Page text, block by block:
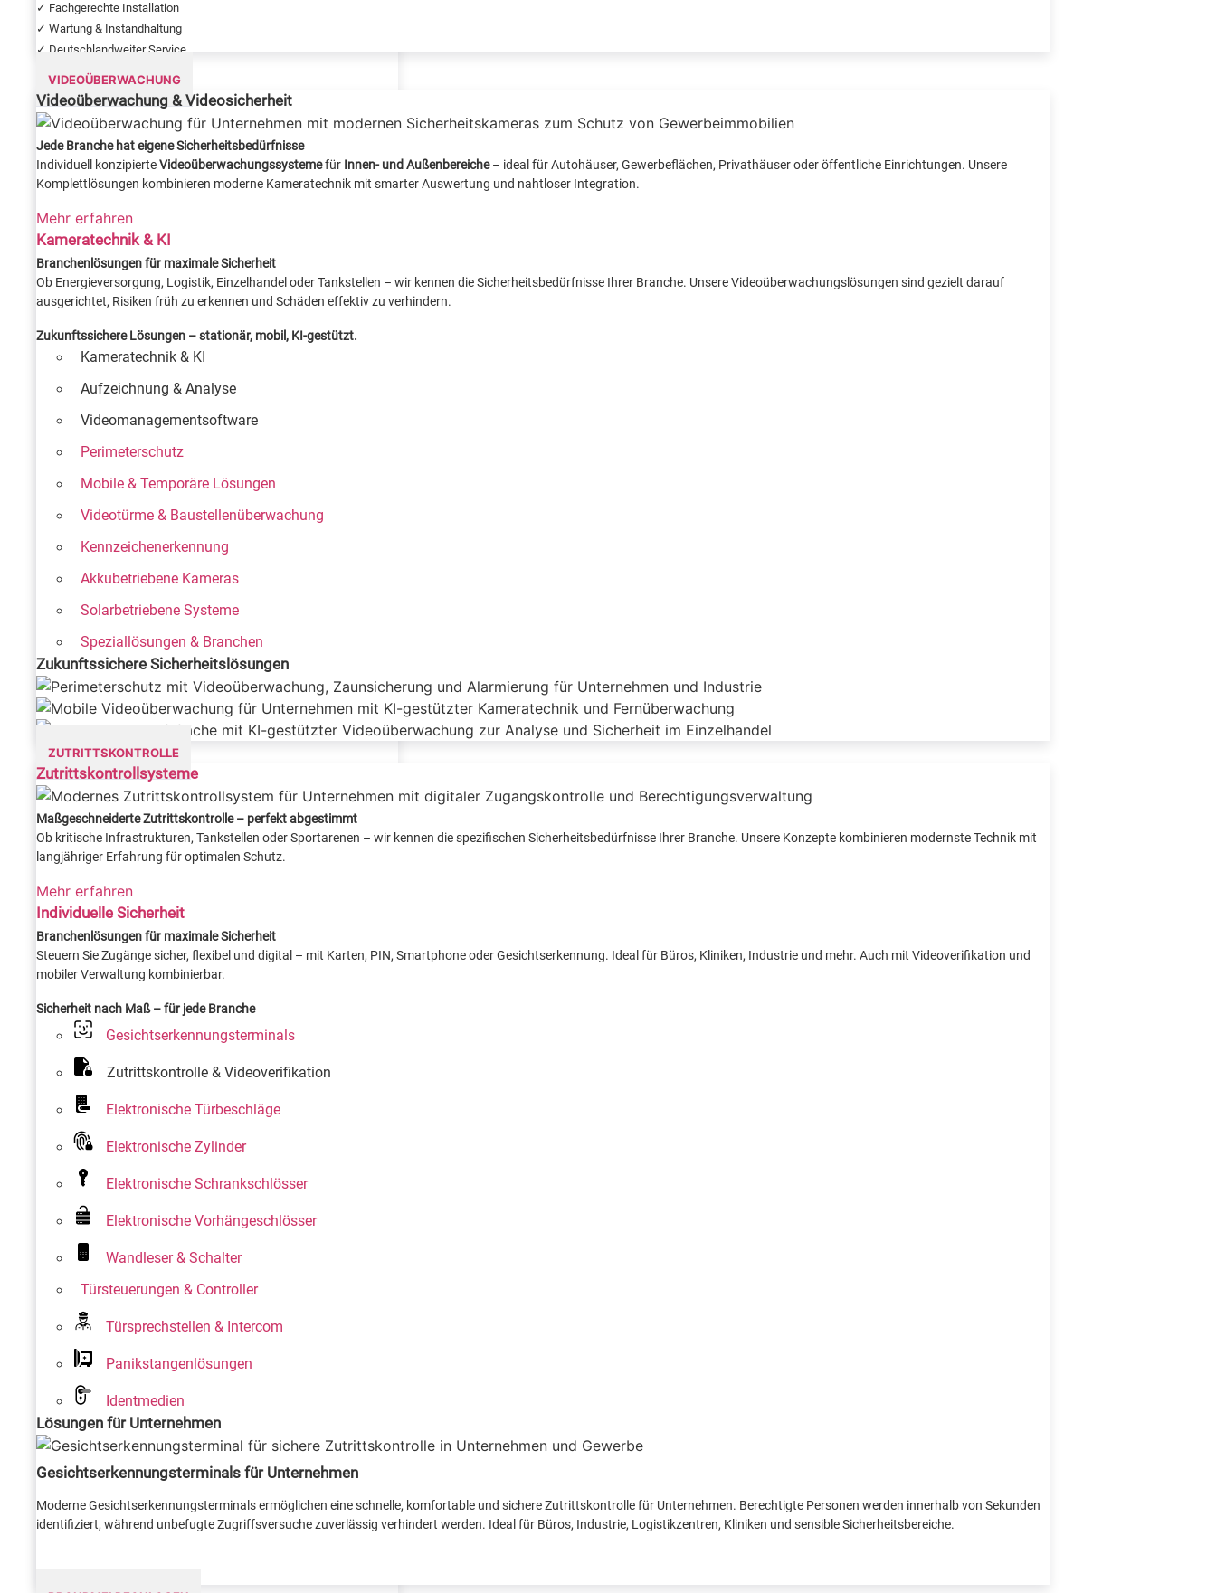
✓ Fachgerechte Installation
✓ Wartung & Instandhaltung
✓ Deutschlandweiter Service
VIDEOÜBERWACHUNG
Videoüberwachung & Videosicherheit
Jede Branche hat eigene Sicherheitsbedürfnisse
Individuell konzipierteVideoüberwachungssystemefür Innen- und Außenbereiche– ideal für Autohäuser, Gewerbeflächen, Privathäuser oder öffentliche Einrichtungen. Unsere
Komplettlösungen kombinieren moderne Kameratechnik mit smarter Auswertung und nahtloser Integration.
Mehr erfahren
Kameratechnik & KI
Branchenlösungen für maximale Sicherheit
Ob Energieversorgung, Logistik, Einzelhandel oder Tankstellen – wir kennen die Sicherheitsbedürfnisse Ihrer Branche. Unsere Videoüberwachungslösungen sind gezielt darauf
ausgerichtet, Risiken früh zu erkennen und Schäden effektiv zu verhindern.
Zukunftssichere Lösungen – stationär, mobil, KI-gestützt.
Kameratechnik & KI
Aufzeichnung & Analyse
Videomanagementsoftware
Perimeterschutz
Mobile & Temporäre Lösungen
Videotürme & Baustellenüberwachung
Kennzeichenerkennung
Akkubetriebene Kameras
Solarbetriebene Systeme
Speziallösungen & Branchen
Zukunftssichere Sicherheitslösungen
ZUTRITTSKONTROLLE
Zutrittskontrollsysteme
Maßgeschneiderte Zutrittskontrolle – perfekt abgestimmt
Ob kritische Infrastrukturen, Tankstellen oder Sportarenen – wir kennen die spezifischen Sicherheitsbedürfnisse Ihrer Branche. Unsere Konzepte kombinieren modernste Technik mit
langjähriger Erfahrung für optimalen Schutz.
Mehr erfahren
Individuelle Sicherheit
Branchenlösungen für maximale Sicherheit
Steuern Sie Zugänge sicher, flexibel und digital – mit Karten, PIN, Smartphone oder Gesichtserkennung. Ideal für Büros, Kliniken, Industrie und mehr. Auch mit Videoverifikation und
mobiler Verwaltung kombinierbar.
Sicherheit nach Maß – für jede Branche
Gesichtserkennungsterminals
Zutrittskontrolle & Videoverifikation
Elektronische Türbeschläge
Elektronische Zylinder
Elektronische Schrankschlösser
Elektronische Vorhängeschlösser
Wandleser & Schalter
Türsteuerungen & Controller
Türsprechstellen & Intercom
Panikstangenlösungen
Identmedien
Lösungen für Unternehmen
Gesichtserkennungsterminals für Unternehmen
Moderne Gesichtserkennungsterminals ermöglichen eine schnelle, komfortable und sichere Zutrittskontrolle für Unternehmen. Berechtigte Personen werden innerhalb von Sekunden
identifiziert, während unbefugte Zugriffsversuche zuverlässig verhindert werden. Ideal für Büros, Industrie, Logistikzentren, Kliniken und sensible Sicherheitsbereiche.